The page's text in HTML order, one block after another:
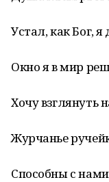
Устал, как Бог, я
Окно я в мир
Хочу взглянуть
Журчанье
Способны с